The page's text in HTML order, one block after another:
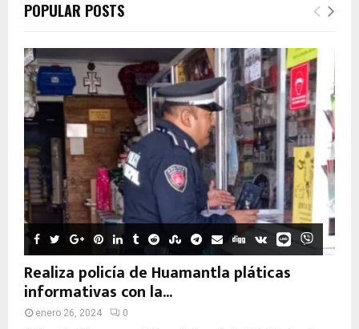
POPULAR POSTS
Realiza policía de Huamantla pláticas
informativas con la...
enero 26, 2024 0